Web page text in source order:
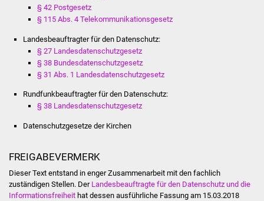
Sportanlagen
Tourismus
Erlebnisregion
Schwäbischer Albtrauf
Lebenslagen
§ 42 Postgesetz
§ 115 Abs. 4 Telekommunikationsgesetz
Landesbeauftragter für den Datenschutz:
§ 27 Landesdatenschutzgesetz
§ 38 Bundesdatenschutzgesetz
§ 31 Abs. 1 Landesdatenschutzgesetz
Rundfunkbeauftragter für den Datenschutz:
§ 38 Landesdatenschutzgesetz
Datenschutzgesetze der Kirchen
FREIGABEVERMERK
Dieser Text entstand in enger Zusammenarbeit mit den fachlich
zuständigen Stellen. Der Landesbeauftragte für den Datenschutz und die
Informationsfreiheithat dessen ausführliche Fassung am 15.03.2018